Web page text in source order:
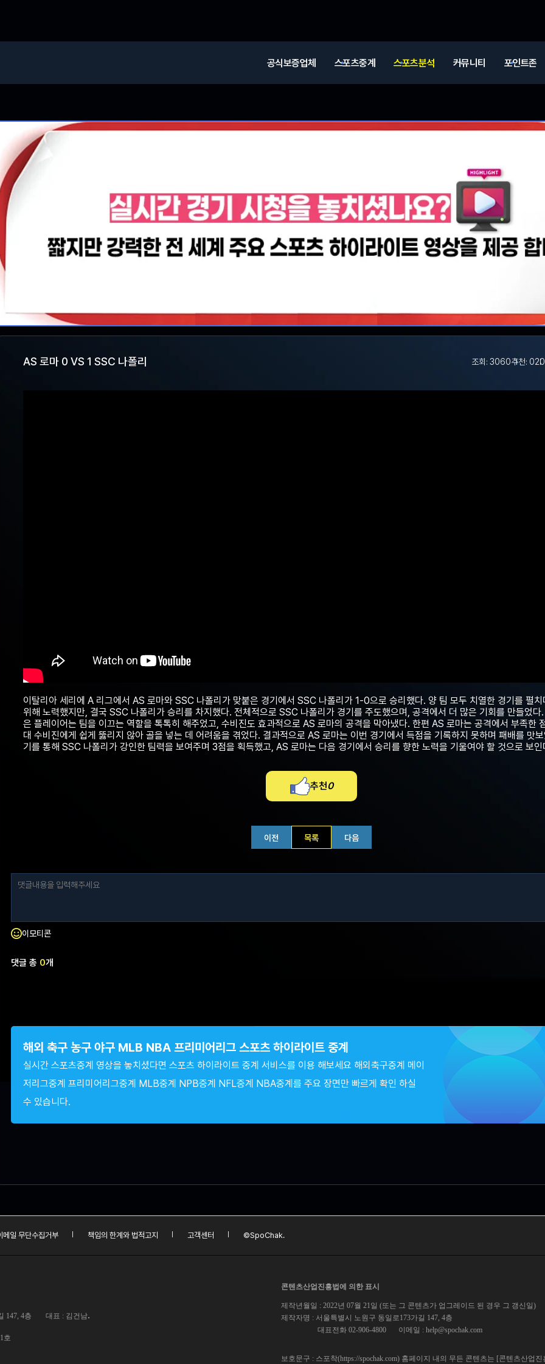
공식보증업체 스포츠중계 스포츠분석 커뮤니티 포인트존
AS 로마 0 VS 1 SSC 나폴리 조회: 3060추천: 0
이탈리아 세리에 A 리그에서 AS 로마와 SSC 나폴리가 맞붙은 경기에서 SSC 나폴리가 1-0으로 승리했다. 양 팀 모두 치열한 경기를 펼
위해 노력했지만, 결국 SSC 나폴리가 승리를 차지했다. 전체적으로 SSC 나폴리가 경기를 주도했으며, 공격에서 더 많은 기회를 만들었다
은 플레이어는 팀을 이끄는 역할을 톡톡히 해주었고, 수비진도 효과적으로 AS 로마의 공격을 막아냈다. 한편 AS 로마는 공격에서 부족한
대 수비진에게 쉽게 뚫리지 않아 골을 넣는 데 어려움을 겪었다. 결과적으로 AS 로마는 이번 경기에서 득점을 기록하지 못하며 패배를 맛
기를 통해 SSC 나폴리가 강인한 팀력을 보여주며 3점을 획득했고, AS 로마는 다음 경기에서 승리를 향한 노력을 기울여야 할 것으로 보인
추천0
이전 목록 다음
이모티콘
댓글 총 0개
해외 축구 농구 야구 MLB NBA 프리미어리그 스포츠 하이라이트 중계
실시간 스포츠중계 영상을 놓치셨다면 스포츠 하이라이트 중계 서비스를 이용 해보세요 해외축구중계 메이
저리그중계 프리미어리그중계 MLB중계 NPB중계 NFL중계 NBA중계를 주요 장면만 빠르게 확인 하실
수 있습니다.
메일 무단수집거부 책임의 한계와 법적고지 고객센터 ©SpoChak.
147, 4층 대표 : 김건남.
호
콘텐츠산업진흥법에 의한 표시
제작년월일 : 2022년 07월 21일 (또는 그 콘텐츠가 업그레이드 된 경우 그 갱신일)
제작자명 : 서울특별시 노원구 동일로173가길 147, 4층
대표전화 02-906-4800
이메일 : help@spochak.com
보호문구 : 스포착(https://spochak.com) 홈페이지 내의 무든 콘텐츠는 [콘텐츠산업